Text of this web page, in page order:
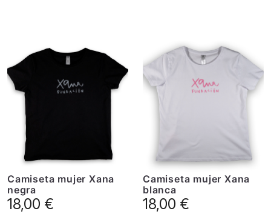
Camiseta mujer Xana
negra
18,00 €
Camiseta mujer Xana
blanca
18,00 €